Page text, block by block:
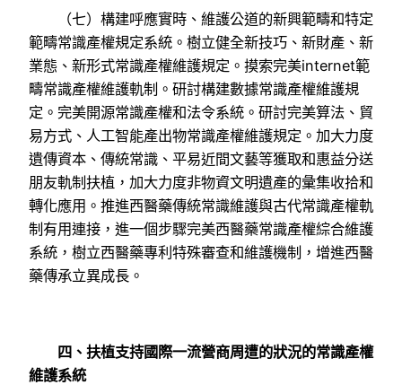
（七）構建呼應實時、維護公道的新興範疇和特定
範疇常識產權規定系統。樹立健全新技巧、新財產、新
業態、新形式常識產權維護規定。摸索完美internet範
疇常識產權維護軌制。研討構建數據常識產權維護規
定。完美開源常識產權和法令系統。研討完美算法、貿
易方式、人工智能產出物常識產權維護規定。加大力度
遺傳資本、傳統常識、平易近間文藝等獲取和惠益分送
朋友軌制扶植，加大力度非物資文明遺產的彙集收拾和
轉化應用。推進西醫藥傳統常識維護與古代常識產權軌
制有用連接，進一個步驟完美西醫藥常識產權綜合維護
系統，樹立西醫藥專利特殊審查和維護機制，增進西醫
藥傳承立異成長。
四、扶植支持國際一流營商周遭的狀況的常識產權
維護系統